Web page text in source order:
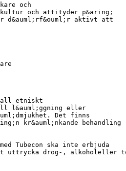
och
och attityder p&aring;
d&auml;rf&ouml;r aktivt att
all etniskt
l&auml;ggning eller
Det finns
kr&auml;nkande behandling
Tubecon ska inte erbjuda
uttrycka drog-, alkoholeller